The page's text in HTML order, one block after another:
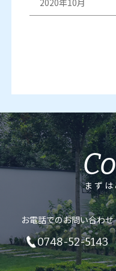
2020年10月
まず
お電話でのお問い合わせ
0748-52-5143